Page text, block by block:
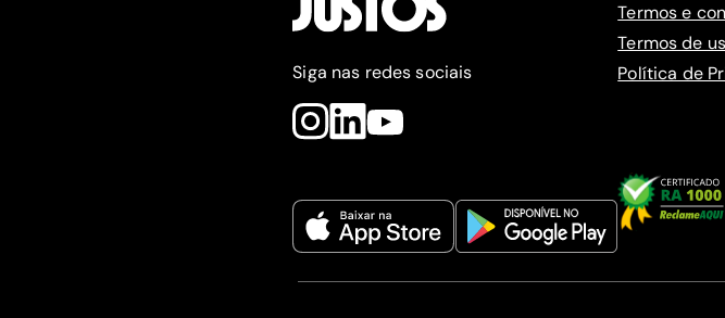
Siga nas redes sociais
Termos e
Termos de
Política de